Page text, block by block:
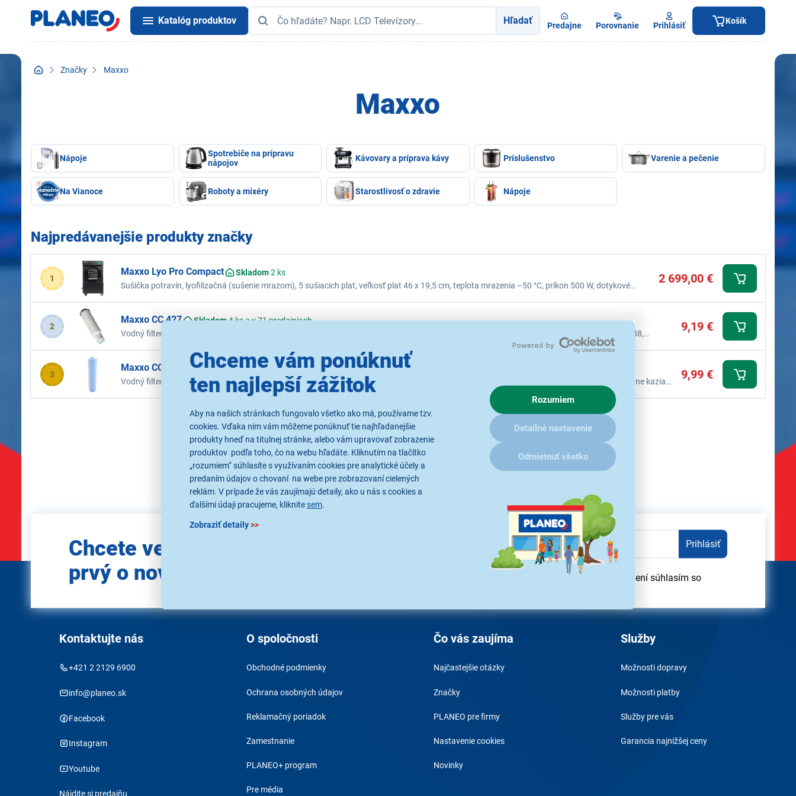
Chceme vám ponúknuť
ten najlepší zážitok
Aby na našich stránkach fungovalo všetko ako má, používame tzv.
cookies. Vďaka nim vám môžeme ponúknuť tie najhľadanejšie
produkty hneď na titulnej stránke, alebo vám upravovať zobrazenie
produktov podľa toho, čo na webu hľadáte. Kliknutím na tlačítko
„rozumiem“ súhlasíte s využívaním cookies pre analytické účely a
predaním údajov o chovaní na webe pre zobrazovaní cielených
reklám. V prípade že vás zaujímajú detaily, ako u nás s cookies a
ďalšími údaji pracujeme, kliknite sem.
Zobraziť detaily>>
Rozumiem
Detailné nastavenie
Odmietnuť všetko
Katalóg produktov Hľadať Predajne Porovnanie Prihlásiť Košík
Značky Maxxo
Maxxo
Nápoje
Spotrebiče na prípravu
nápojov
Kávovary a príprava kávy Príslušenstvo Varenie a pečenie
Na Vianoce Roboty a mixéry Starostlivosť o zdravie Nápoje
Najpredávanejšie produkty značky
1
Maxxo Lyo Pro Compact Skladom2 ks
Sušička potravín, lyofilizačná (sušenie mrazom), 5 sušiacich plat, veľkosť plat 46 x 19,5 cm, teplota mrazenia –50 °C, príkon 500 W, dotykové
2 699,00 €
2
Maxxo CC 427 Skladom4 ks a v 71 predajniach
Vodný filter do kávovarov AEG, Bosch, Krups, Siemens Vyrobené v Nemecku Ako originál Claris AEG 9000849514, Bosch TCZ 6003, Krups F088,
9,19 €
3
Maxxo CC461
Skladom viac ako 5 ks a v 70 predajniach
Vodný filter pre kávovary JURA zlepšuje kvalitu vody pri príprave kávy. Výrazne znižuje tvrdosť vody a odstraňuje nežiaduce látky, ktoré zásadne kazia
chuť horúcich nápojov. Vhodné pre kávovary Jura ENA-serie, ENA Micro-serie, Giga-serie, Impressa C-serie, Impressa F-serie, Impressa J-serie, Impressa
Z-serie. Jako originál Claris Blue, Jura 67007, Jura 71311
9,99 €
Zobraziť ďalšie najpredávanejšie produkty značky...
e-mail
Chcete vedieť ako
prvý o novinkách?
Prihlásiť
Prihlásením na odber obchodných oznámení súhlasím so
Kontaktujte nás
+421 2 2129 6900
info@planeo.sk
Facebook
Instagram
Youtube
Nájdite si predajňu
O spoločnosti
Obchodné podmienky
Ochrana osobných údajov
Reklamačný poriadok
Zamestnanie
PLANEO+ program
Pre média
Čo vás zaujíma
Najčastejšie otázky
Značky
PLANEO pre firmy
Nastavenie cookies
Novinky
Služby
Možnosti dopravy
Možnosti platby
Služby pre vás
Garancia najnižšej ceny